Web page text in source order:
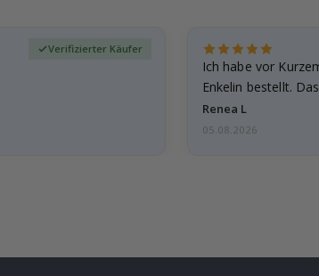
Verifizierter Käufer
Ich habe vor
Enkelin bestellt.
beschädigt…
Renea L
05.08.2026